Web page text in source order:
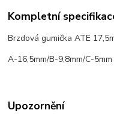
Kompletní
Brzdová gumička ATE
A-16,5mm/B-9,8mm/C-5mm
Upozornění